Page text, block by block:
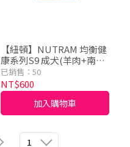
【紐頓】NUTRAM 均衡健
康系列S9 成犬(羊肉+南瓜)
1.36kg/2kg
已銷售：50
NT$600
加入購物車
1